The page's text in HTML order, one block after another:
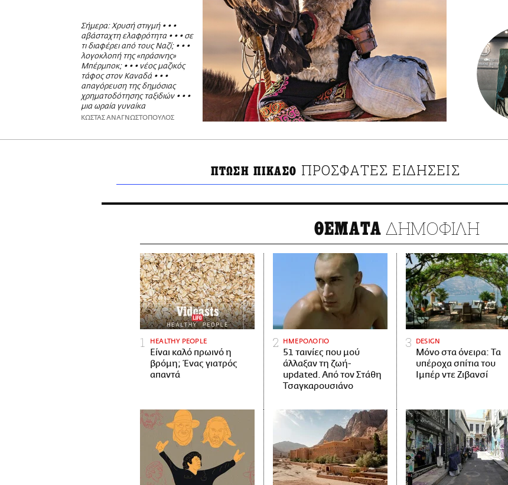
Σήμερα: Χρυσή στιγμή • • •
αβάσταχτη ελαφρότητα • • • σε
τι διαφέρει από τους Ναζί; • • •
λογοκλοπή της «πράσινης»
Μπέρμποκ; • • • νέος μαζικός
τάφος στον Καναδά • • •
απαγόρευση της δημόσιας
χρηματοδότησης ταξιδιών • • •
μια ωραία γυναίκα
ΚΩΣΤΑΣ ΑΝΑΓΝΩΣΤΟΠΟΥΛΟΣ
ΠΤΩΣΗ ΠΙΚΑΣΟ ΠΡΟΣΦΑΤΕΣ ΕΙΔΗΣΕΙΣ
ΘΕΜΑΤΑ ΔΗΜΟΦΙΛΗ
HEALTHY PEOPLE
Είναι καλό πρωινό η
βρόμη; Ένας γιατρός
απαντά
ΗΜΕΡΟΛΟΓΙΟ
51 ταινίες που μού
άλλαξαν τη ζωή-
updated. Aπό τον Στάθη
Τσαγκαρουσιάνο
DESIGN
Μόνο στα όνειρα: Τα
υπέροχα σπίτια του
Ιμπέρ ντε Ζιβανσί